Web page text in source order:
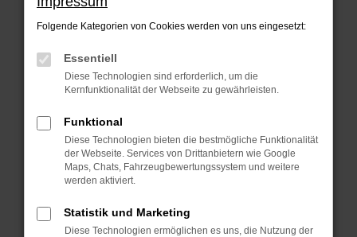
Hier sind ein paar Tipps, die dir helfen
können:
Überprüfe deine Firewall und deine
Internetverbindung.
deine Suchmaschine?
Prüfe deine Browsererweiterungen.
Manche Erweiterungen, wie
bestimmter Seiten verhindern.
Folgende Kategorien von Cookies werden von uns eingesetzt:
Essentiell
Diese Technologien sind erforderlich, um die
Kernfunktionalität der Webseite zu gewährleisten.
Funktional
Diese Technologien bieten die bestmögliche Funktionalität
der Webseite. Services von Drittanbietern wie Google
Maps, Chats, Fahrzeugbewertungssystem und weitere
werden aktiviert.
Statistik und Marketing
Diese Technologien ermöglichen es uns, die Nutzung der